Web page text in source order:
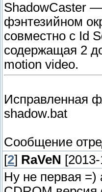
ShadowCaster —
фэнтезийном
совместно с Id
содержащая 2
motion video.
Исправленная
shadow.bat
Сообщение
[2] RaVeN
Ну не первая =)